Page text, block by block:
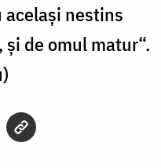
nestins
de omul matur“.